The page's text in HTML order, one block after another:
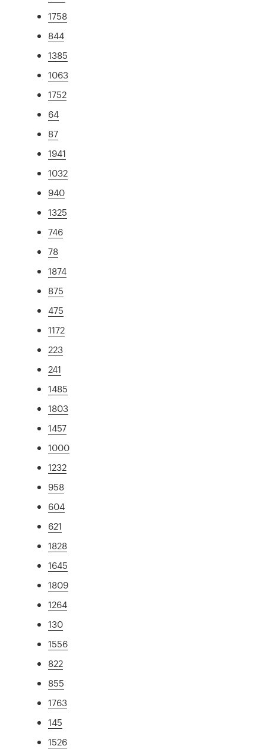
1758
844
1385
1063
1752
64
87
1941
1032
940
1325
746
78
1874
875
475
1172
223
241
1485
1803
1457
1000
1232
958
604
621
1828
1645
1809
1264
130
1556
822
855
1763
145
1526